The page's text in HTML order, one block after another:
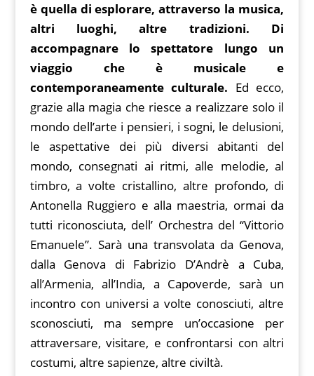
è quella di esplorare, attraverso la musica,
altri luoghi, altre tradizioni. Di
accompagnare lo spettatore lungo un
viaggio che è musicale e
contemporaneamente culturale. Ed ecco,
grazie alla magia che riesce a realizzare solo il
mondo dell’arte i pensieri, i sogni, le delusioni,
le aspettative dei più diversi abitanti del
mondo, consegnati ai ritmi, alle melodie, al
timbro, a volte cristallino, altre profondo, di
Antonella Ruggiero e alla maestria, ormai da
tutti riconosciuta, dell’ Orchestra del “Vittorio
Emanuele”. Sarà una transvolata da Genova,
dalla Genova di Fabrizio D’Andrè a Cuba,
all’Armenia, all’India, a Capoverde, sarà un
incontro con universi a volte conosciuti, altre
sconosciuti, ma sempre un’occasione per
attraversare, visitare, e confrontarsi con altri
costumi, altre sapienze, altre civiltà.